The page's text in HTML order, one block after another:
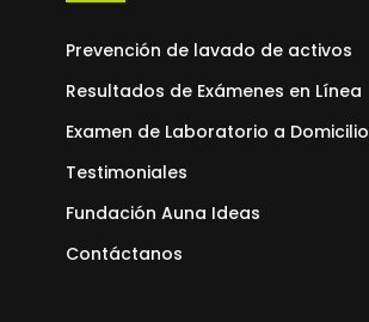
Prevención de lavado de activos
Resultados de Exámenes en Línea
Examen de Laboratorio a Domicilio
Testimoniales
Fundación Auna Ideas
Contáctanos